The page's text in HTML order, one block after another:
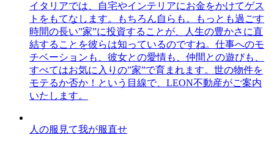
イタリアでは、自宅やインテリアにお金をかけてゲス
トをもてなします。もちろん自らも。もっとも過ごす
時間の長い”家”に投資することが、人生の豊かさに直
結することを彼らは知っているのですね。仕事へのモ
チベーションも、彼女との愛情も、仲間との遊びも、
すべてはお気に入りの”家”で育まれます。世の物件を
モテるか否か！という目線で、LEON不動産がご案内
いたします。
人の服見て我が服直せ